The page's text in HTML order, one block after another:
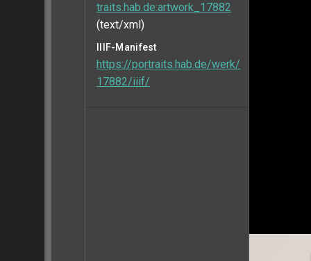
traits.hab.de:artwork_17882
(text/xml)
IIIF-Manifest
https://portraits.hab.de/werk/
17882/iiif/